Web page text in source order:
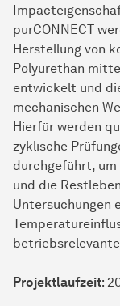
purCONNECT
Herstellung von
Polyurethan
entwickelt und
mechanischen
Hierfür werden
zyklische
durchgeführt,
und die
Untersuchungen
Projektlaufzeit: